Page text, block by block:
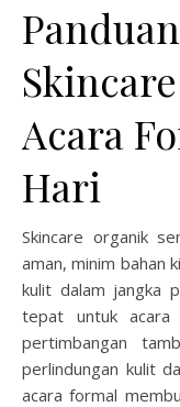
Acara
Hari
Skincare organik semakin diminati karena dianggap lebih
aman, minim bahan
kulit dalam jangka
tepat untuk acara
pertimbangan
perlindungan kulit
acara formal